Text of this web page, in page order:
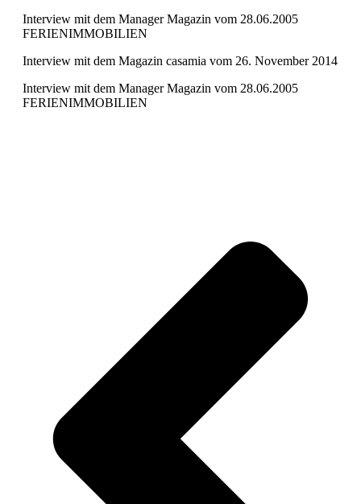
Interview mit dem Manager Magazin vom 28.06.2005
FERIENIMMOBILIEN
Interview mit dem Magazin casamia vom 26. November 2014
Interview mit dem Manager Magazin vom 28.06.2005
FERIENIMMOBILIEN